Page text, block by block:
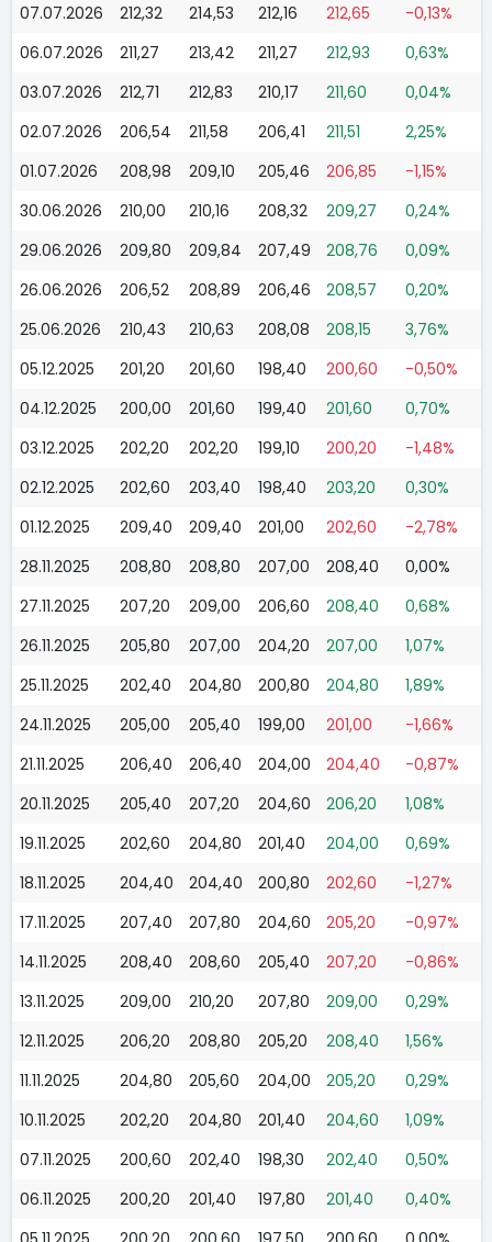
07.07.2026
212,32 214,53 212,16 212,65
-0,13%
06.07.2026
211,27 213,42 211,27 212,93
0,63%
03.07.2026
212,71 212,83 210,17 211,60
0,04%
02.07.2026
206,54 211,58 206,41 211,51
2,25%
01.07.2026
208,98 209,10 205,46 206,85
-1,15%
30.06.2026
210,00 210,16 208,32 209,27
0,24%
29.06.2026
209,80 209,84 207,49 208,76
0,09%
26.06.2026
206,52 208,89 206,46 208,57
0,20%
25.06.2026
210,43 210,63 208,08 208,15
3,76%
05.12.2025
201,20 201,60 198,40 200,60
-0,50%
04.12.2025
200,00 201,60 199,40 201,60
0,70%
03.12.2025
202,20 202,20 199,10 200,20
-1,48%
02.12.2025
202,60 203,40 198,40 203,20
0,30%
01.12.2025
209,40 209,40 201,00 202,60
-2,78%
28.11.2025
208,80 208,80 207,00 208,40
0,00%
27.11.2025
207,20 209,00 206,60 208,40
0,68%
26.11.2025
205,80 207,00 204,20 207,00
1,07%
25.11.2025
202,40 204,80 200,80 204,80
1,89%
24.11.2025
205,00 205,40 199,00 201,00
-1,66%
21.11.2025
206,40 206,40 204,00 204,40
-0,87%
20.11.2025
205,40 207,20 204,60 206,20
1,08%
19.11.2025
202,60 204,80 201,40 204,00
0,69%
18.11.2025
204,40 204,40 200,80 202,60
-1,27%
17.11.2025
207,40 207,80 204,60 205,20
-0,97%
14.11.2025
208,40 208,60 205,40 207,20
-0,86%
13.11.2025
209,00 210,20 207,80 209,00
0,29%
12.11.2025
206,20 208,80 205,20 208,40
1,56%
11.11.2025
204,80 205,60 204,00 205,20
0,29%
10.11.2025
202,20 204,80 201,40 204,60
1,09%
07.11.2025
200,60 202,40 198,30 202,40
0,50%
06.11.2025
200,20 201,40 197,80 201,40
0,40%